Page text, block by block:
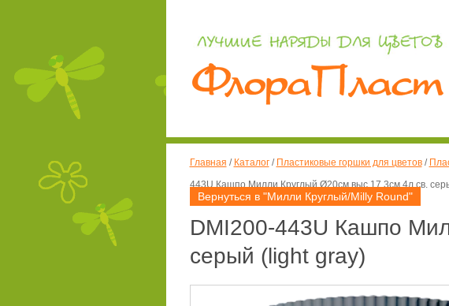
Главная / Каталог/ Пластиковые горшки для цветов/
443U Кашпо Милли Круглый Ø20см выс.17,3см 4л св.
Вернуться в "Милли Круглый/Milly Round"
DMI200-443U Кашпо
серый (light gray)